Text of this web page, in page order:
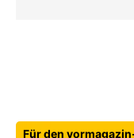
Für den